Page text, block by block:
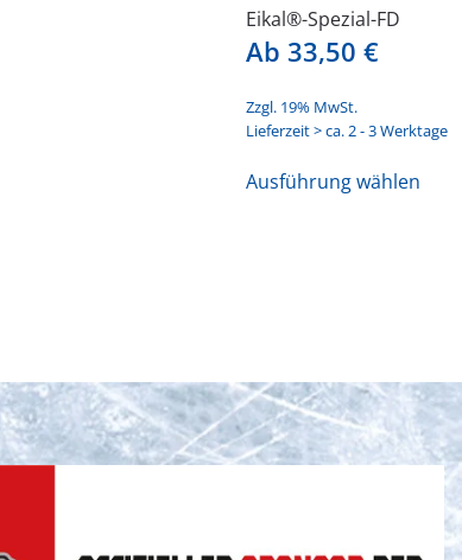
Eikal®-Spezial-FD
Ab 33,50€
Zzgl. 19% MwSt.
Lieferzeit > ca. 2 - 3 Werktage
Ausführung wählen
auf
der